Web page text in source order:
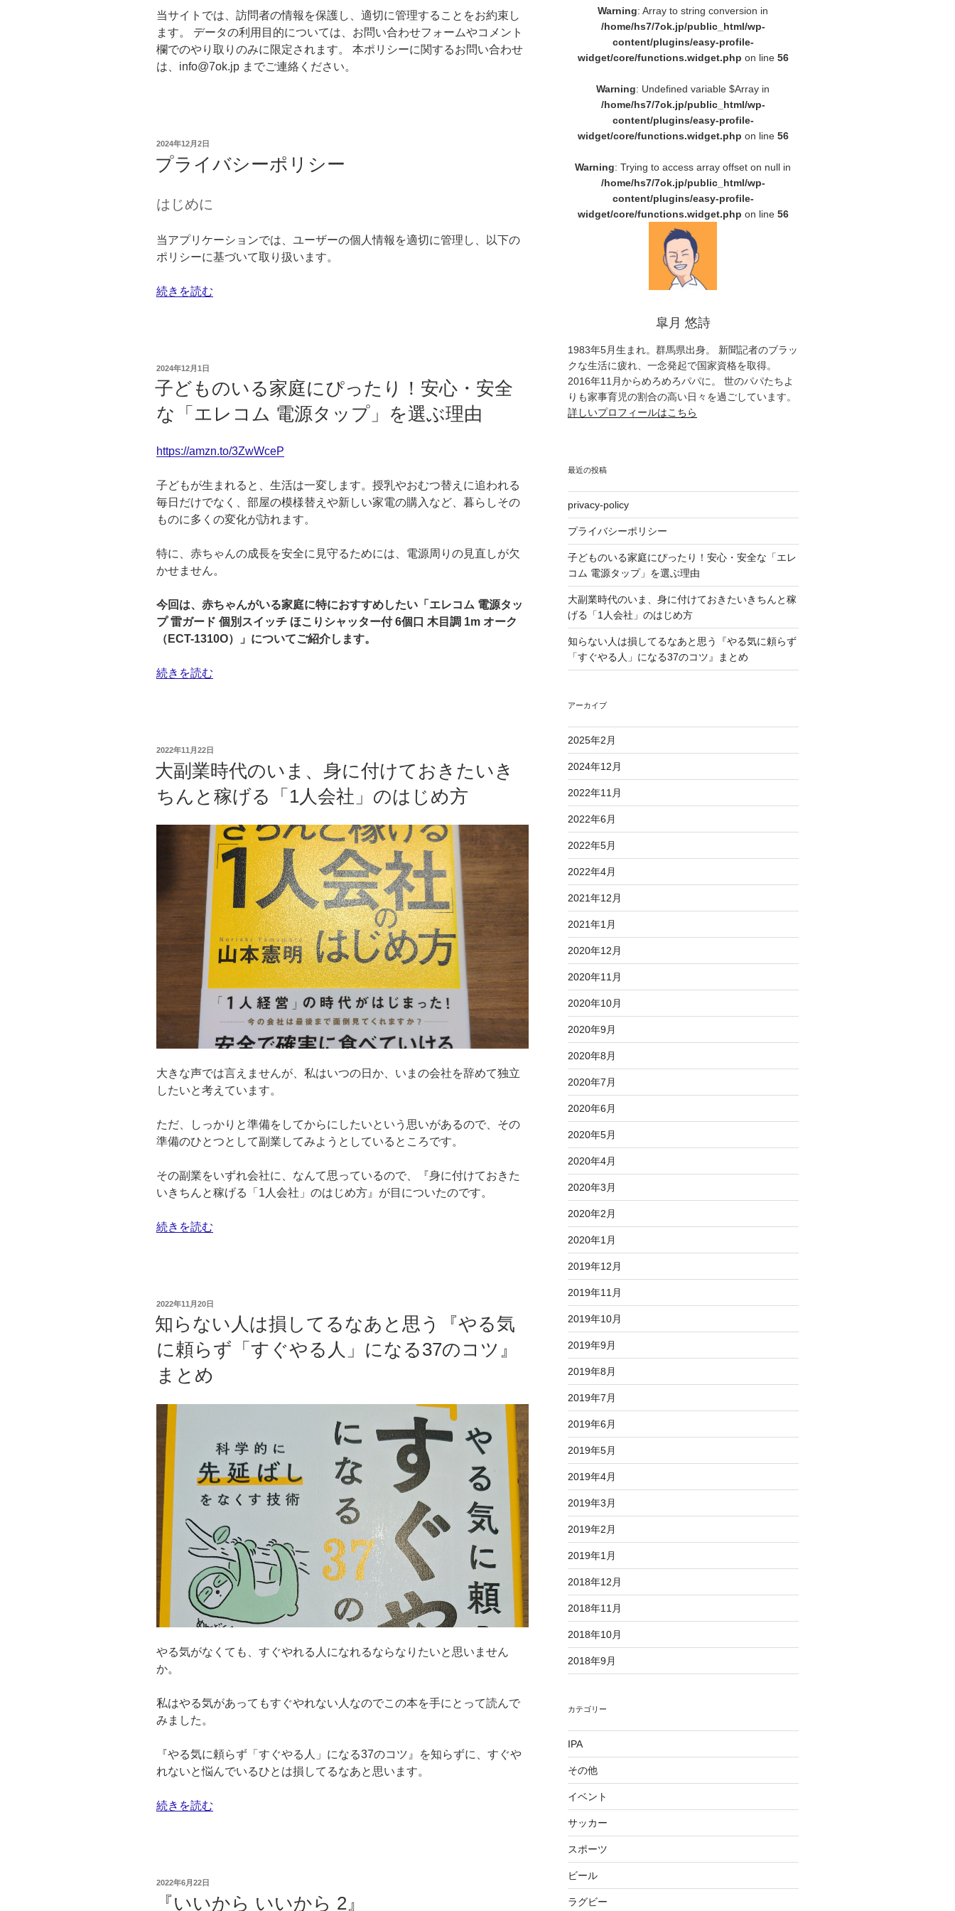
当サイトでは、訪問者の情報を保護し、適切に管理することをお約束し
ます。 データの利用目的については、お問い合わせフォームやコメント
欄でのやり取りのみに限定されます。 本ポリシーに関するお問い合わせ
は、info@7ok.jp までご連絡ください。
投
日:
2024年12月2日
プライバシーポリシー
はじめに
当アプリケーションでは、ユーザーの個人情報を適切に管理し、以下の
ポリシーに基づいて取り扱います。
“プ
ポ
リ
シ
ー”
の
続きを読む
投
稿
日:
2024年12月1日
子どものいる家庭にぴったり！安心・安全
な「エレコム 電源タップ」を選ぶ理由
https://amzn.to/3ZwWceP
子どもが生まれると、生活は一変します。授乳やおむつ替えに追われる
毎日だけでなく、部屋の模様替えや新しい家電の購入など、暮らしその
ものに多くの変化が訪れます。
特に、赤ちゃんの成長を安全に見守るためには、電源周りの見直しが欠
かせません。
今回は、赤ちゃんがいる家庭に特におすすめしたい「エレコム 電源タッ
プ 雷ガード 個別スイッチ ほこりシャッター付 6個口 木目調 1m オーク
（ECT-1310O）」についてご紹介します。
“子
家
庭
に
ぴ
安
心・
安
全
「エ
コ
電
源
タ
ッ
を
選
理
由”
続きを読む
投
稿
日:
2022年11月22日
大副業時代のいま、身に付けておきたいき
ちんと稼げる「1人会社」のはじめ方
大きな声では言えませんが、私はいつの日か、いまの会社を辞めて独立
したいと考えています。
ただ、しっかりと準備をしてからにしたいという思いがあるので、その
準備のひとつとして副業してみようとしているところです。
その副業をいずれ会社に、なんて思っているので、『身に付けておきた
いきちんと稼げる「1人会社」のはじめ方』が目についたのです。
“大
い
ま、
に
て
お
き
た
き
ち
ん
と
稼
げ
人
会
の
は
め
方”
続きを読む
投
稿
日:
2022年11月20日
知らない人は損してるなあと思う『やる気
に頼らず「すぐやる人」になる37のコツ』
まとめ
やる気がなくても、すぐやれる人になれるならなりたいと思いません
か。
私はやる気があってもすぐやれない人なのでこの本を手にとって読んで
みました。
『やる気に頼らず「すぐやる人」になる37のコツ』を知らずに、すぐや
れないと悩んでいるひとは損してるなあと思います。
“知
損
続きを読む
投
2022年6月22日
『いいから いいから 2』
Warning: Array to string conversion in
/home/hs7/7ok.jp/public_html/wp-
content/plugins/easy-profile-
widget/core/functions.widget.php on line 56
Warning: Undefined variable $Array in
/home/hs7/7ok.jp/public_html/wp-
content/plugins/easy-profile-
widget/core/functions.widget.php on line 56
Warning: Trying to access array offset on null in
/home/hs7/7ok.jp/public_html/wp-
content/plugins/easy-profile-
widget/core/functions.widget.php on line 56
皐月 悠詩
1983年5月生まれ。群馬県出身。 新聞記者のブラッ
クな生活に疲れ、一念発起で国家資格を取得。
2016年11月からめろめろパパに。 世のパパたちよ
りも家事育児の割合の高い日々を過ごしています。
詳しいプロフィールはこちら
最近の投稿
privacy-policy
プライバシーポリシー
子どものいる家庭にぴったり！安心・安全な「エレ
コム 電源タップ」を選ぶ理由
大副業時代のいま、身に付けておきたいきちんと稼
げる「1人会社」のはじめ方
知らない人は損してるなあと思う『やる気に頼らず
「すぐやる人」になる37のコツ』まとめ
アーカイブ
2025年2月
2024年12月
2022年11月
2022年6月
2022年5月
2022年4月
2021年12月
2021年1月
2020年12月
2020年11月
2020年10月
2020年9月
2020年8月
2020年7月
2020年6月
2020年5月
2020年4月
2020年3月
2020年2月
2020年1月
2019年12月
2019年11月
2019年10月
2019年9月
2019年8月
2019年7月
2019年6月
2019年5月
2019年4月
2019年3月
2019年2月
2019年1月
2018年12月
2018年11月
2018年10月
2018年9月
カテゴリー
IPA
その他
イベント
サッカー
スポーツ
ビール
ラグビー